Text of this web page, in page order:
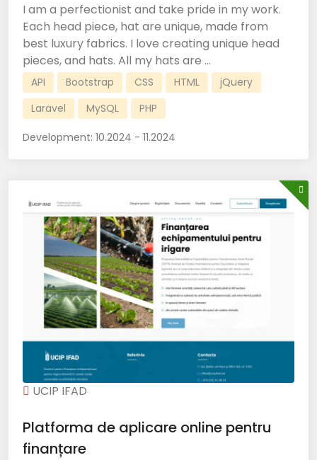
I am a perfectionist and take pride in my work.
Each head piece, hat are unique, made from
best luxury fabrics. I love creating unique head
pieces, and hats. All my hats are ...
API Bootstrap CSS HTML
jQuery
Laravel
MySQL PHP
Development: 10.2024 - 11.2024
UCIP IFAD
Platforma de aplicare online pentru
finanțare